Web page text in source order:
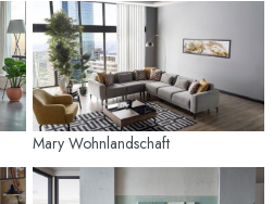
Mary Wohnlandschaft